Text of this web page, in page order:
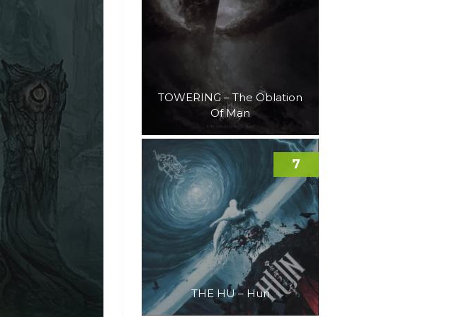
TOWERING – The Oblation
Of Man
THE HU – Hun
7